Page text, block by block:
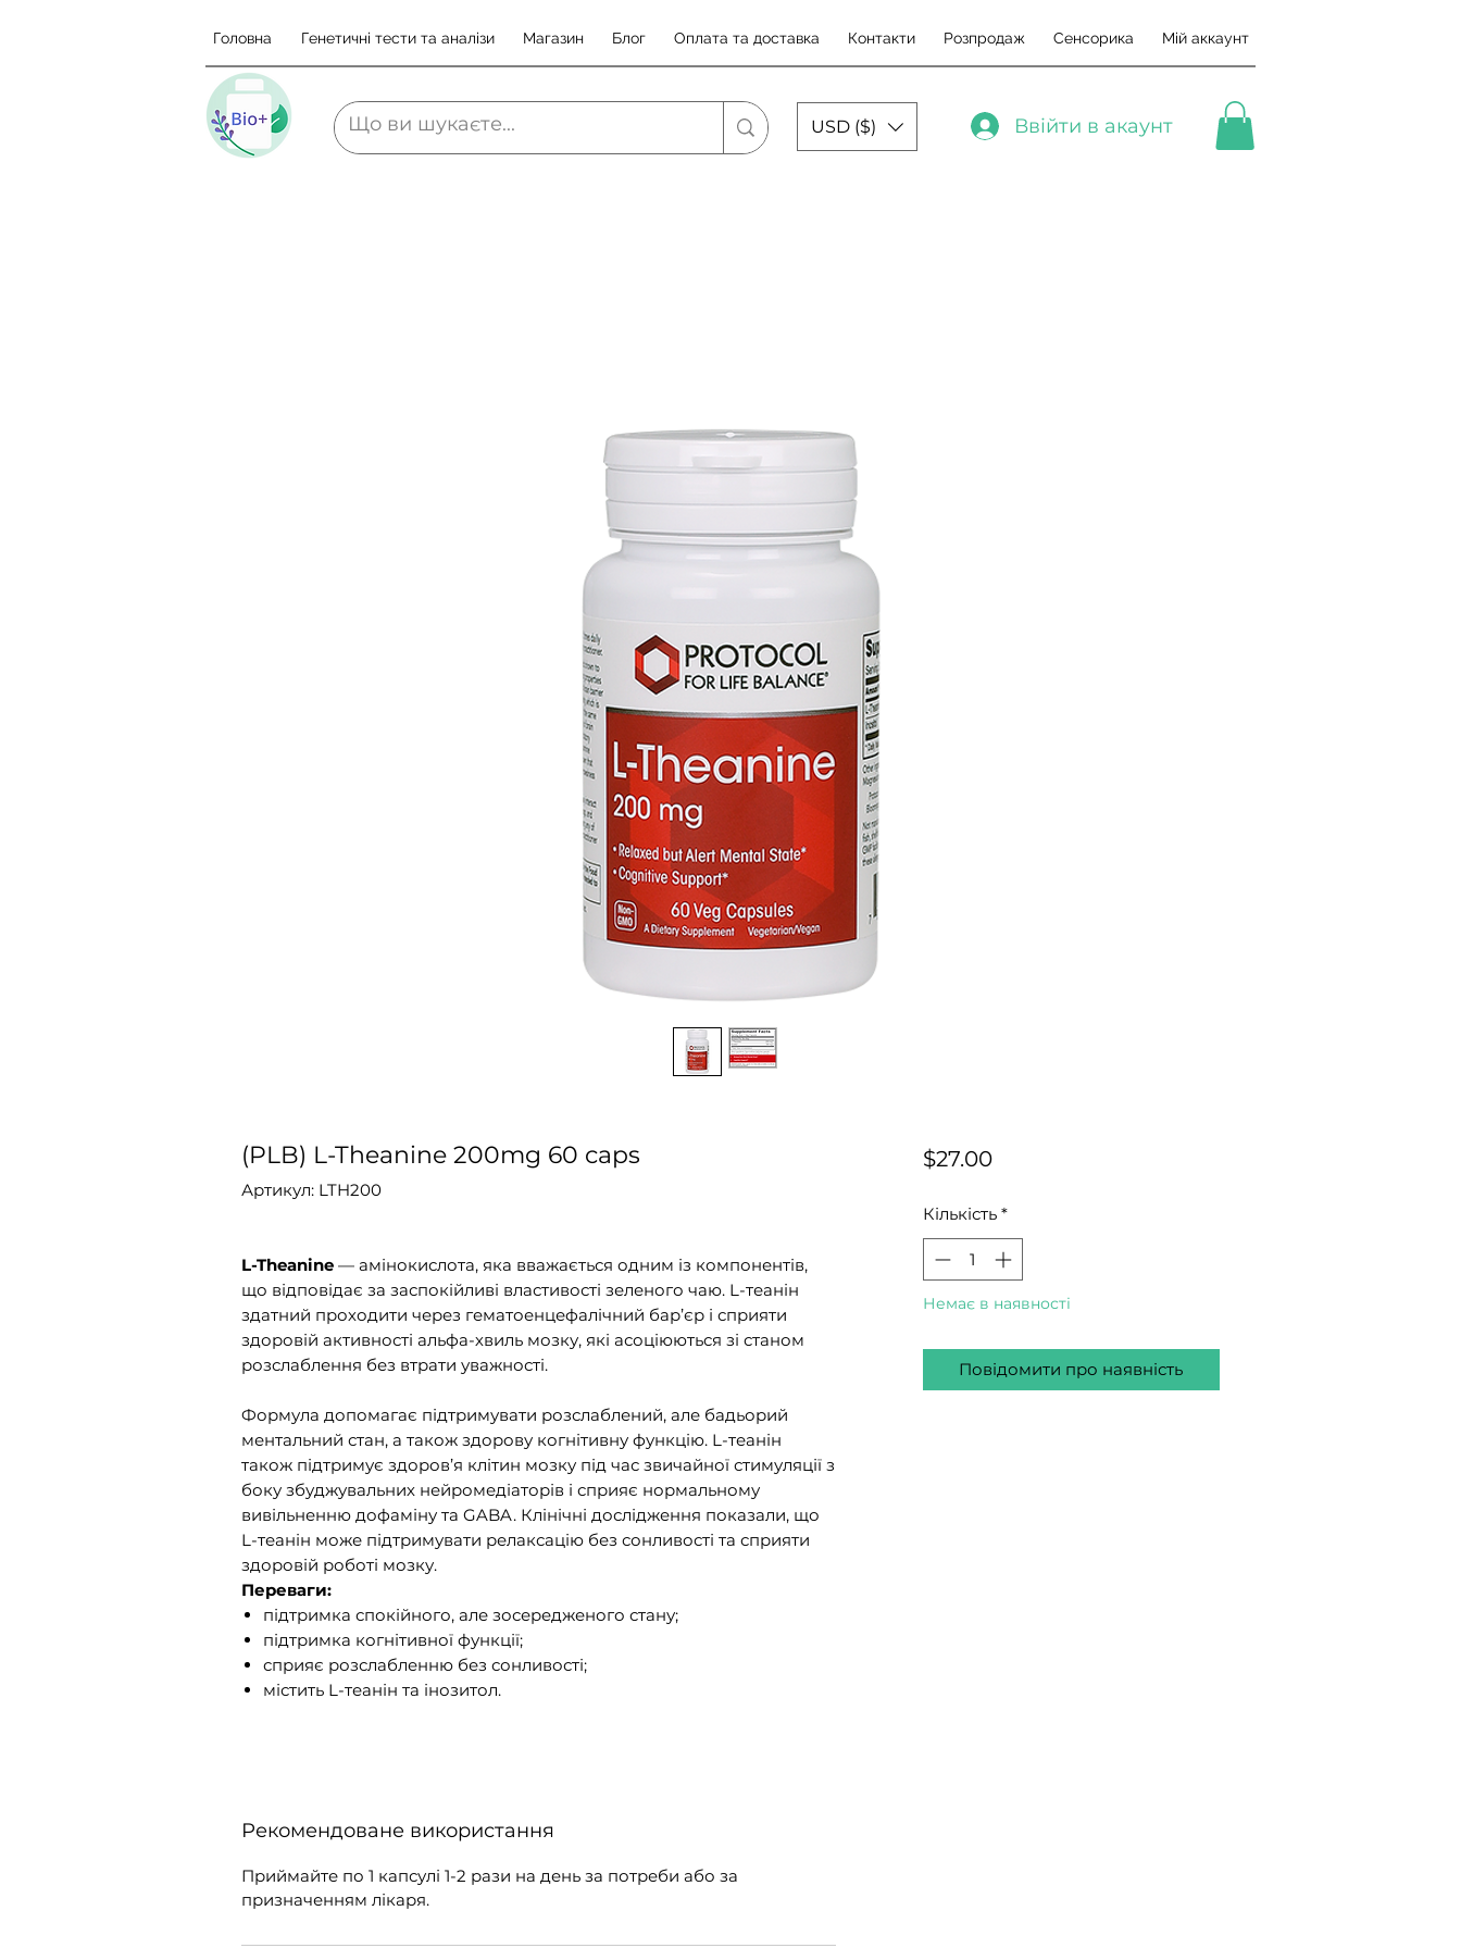
USD ($) Ввійти в акаунт
Головна Генетичні тести та аналізи Магазин Блог Оплата та доставка Контакти Розпродаж Сенсорика Мій аккаунт
(PLB) L-Theanine 200mg 60 caps
Артикул: LTH200
L-Theanine — амінокислота, яка вважається одним із компонентів,
що відповідає за заспокійливі властивості зеленого чаю. L-теанін
здатний проходити через гематоенцефалічний бар’єр і сприяти
здоровій активності альфа-хвиль мозку, які асоціюються зі станом
розслаблення без втрати уважності.
Формула допомагає підтримувати розслаблений, але бадьорий
ментальний стан, а також здорову когнітивну функцію. L-теанін
також підтримує здоров’я клітин мозку під час звичайної стимуляції з
боку збуджувальних нейромедіаторів і сприяє нормальному
вивільненню дофаміну та GABA. Клінічні дослідження показали, що
L-теанін може підтримувати релаксацію без сонливості та сприяти
здоровій роботі мозку.
Переваги:
підтримка спокійного, але зосередженого стану;
підтримка когнітивної функції;
сприяє розслабленню без сонливості;
містить L-теанін та інозитол.
Рекомендоване використання
Приймайте по 1 капсулі 1-2 рази на день за потреби або за
призначенням лікаря.
$27.00Ціна
Кількість *
Немає в наявності
Повідомити про наявність